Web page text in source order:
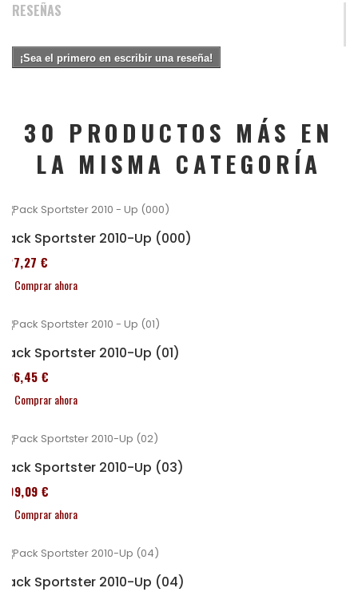
RESEÑAS
¡Sea el primero en escribir una reseña!
30 PRODUCTOS MÁS EN
LA MISMA CATEGORÍA
Pack Sportster 2010-Up (000)
227,27 €
Comprar ahora
Pack Sportster 2010-Up (01)
326,45 €
Comprar ahora
Pack Sportster 2010-Up (03)
409,09 €
Comprar ahora
Pack Sportster 2010-Up (04)